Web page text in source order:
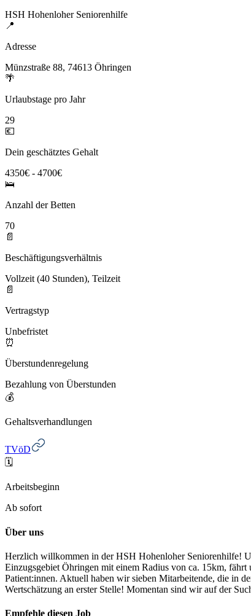
HSH Hohenloher Seniorenhilfe
📍
Adresse
Münzstraße 88, 74613 Öhringen
🌴
Urlaubstage pro Jahr
29
💶
Dein geschätztes Gehalt
4350€ - 4700€
🛌
Anzahl der Betten
70
📄
Beschäftigungsverhältnis
Vollzeit (40 Stunden), Teilzeit
📄
Vertragstyp
Unbefristet
⏰
Überstundenregelung
Bezahlung von Überstunden
💰
Gehaltsverhandlungen
TVöD
🗓️
Arbeitsbeginn
Ab sofort
Über uns
Herzlich willkommen in der HSH Hohenloher Seniorenhilfe!
Einzugsgebiet Öhringen mit einem Radius von ca. 15km,
Patient:innen. Aktuell haben wir sieben Mitarbeitende, die in
Wertschätzung an erster Stelle! Momentan sind wir auf der
Empfehle diesen Job